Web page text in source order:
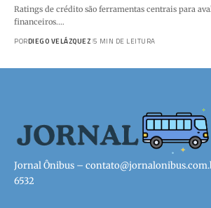
Ratings de crédito são ferramentas centrais para
financeiros.…
PORDIEGO VELÁZQUEZ 5 MIN DE LEITURA
Jornal Ônibus –
6532